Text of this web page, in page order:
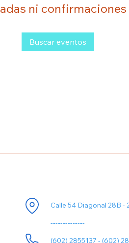
ni
Buscar eventos
Calle 54 Diagonal 28B -
--------------
(602) 2855137 - (602)